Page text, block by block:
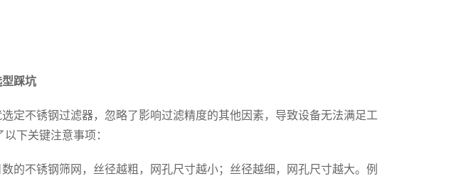
踩坑
定不锈钢过滤器，忽略了影响过滤精度的其他因素，导致设备无法满足工
下关键注意事项：
不锈钢筛网，丝径越粗，网孔尺寸越小；丝径越细，网孔尺寸越大。例